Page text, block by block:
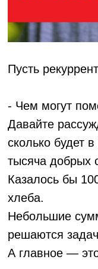
Пусть
- Чем могут
Давайте
сколько будет
тысяча добрых
Казалось бы
хлеба.
Небольшие
решаются
А главное —